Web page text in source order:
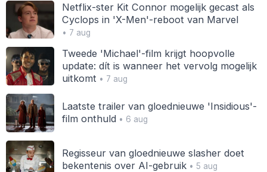
Netflix-ster Kit Connor mogelijk gecast als
Cyclops in 'X-Men'-reboot van Marvel
• 7 aug
Tweede 'Michael'-film krijgt hoopvolle
update: dít is wanneer het vervolg mogelijk
uitkomt • 7 aug
Laatste trailer van gloednieuwe 'Insidious'-
film onthuld • 6 aug
Regisseur van gloednieuwe slasher doet
bekentenis over AI-gebruik• 5 aug